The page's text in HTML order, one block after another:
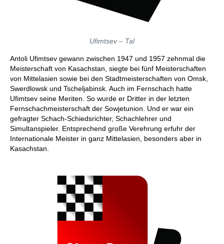
Ufimtsev – Tal
Antoli Ufimtsev gewann zwischen 1947 und 1957 zehnmal die
Meisterschaft von Kasachstan, siegte bei fünf Meisterschaften
von Mittelasien sowie bei den Stadtmeisterschaften von Omsk,
Swerdlowsk und Tscheljabinsk. Auch im Fernschach hatte
Ufimtsev seine Meriten. So wurde er Dritter in der letzten
Fernschachmeisterschaft der Sowjetunion. Und er war ein
gefragter Schach-Schiedsrichter, Schachlehrer und
Simultanspieler. Entsprechend große Verehrung erfuhr der
Internationale Meister in ganz Mittelasien, besonders aber in
Kasachstan.